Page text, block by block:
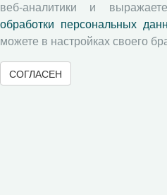
Памятка рецензенту
Положение о
Форма рецензии
веб-аналитики и
обработки персональных
можете в настройках своего
СОГЛАСЕН